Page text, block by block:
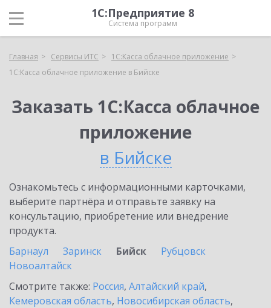
1С:Предприятие 8
Система программ
Главная Сервисы ИТС
1С:Касса облачное приложение
1С:Касса облачное приложение в Бийске
Заказать 1С:Касса облачное
приложение
в Бийске
Ознакомьтесь с информационными карточками,
выберите партнёра и отправьте заявку на
консультацию, приобретение или внедрение
продукта.
Барнаул
Заринск Бийск
Рубцовск
Новоалтайск
Смотрите также: Россия, Алтайский край,
Кемеровская область, Новосибирская область,